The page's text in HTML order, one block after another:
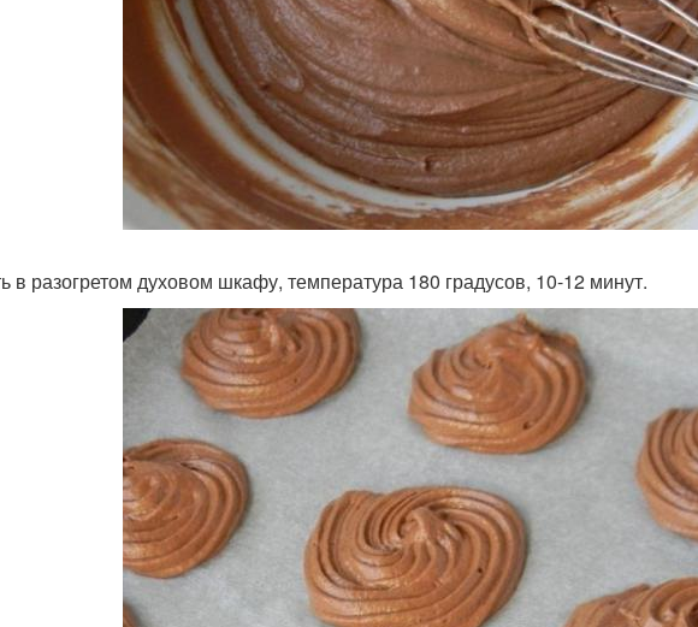
в разогретом духовом шкафу, температура 180 градусов, 10-12 минут.